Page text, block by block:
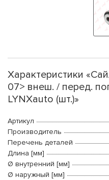
Характеристики
07> внеш. / перед.
LYNXauto (шт.)»
Артикул
Производитель
Перечень деталей
Длина [мм]
Ø внутренний [мм]
Ø наружный [мм]